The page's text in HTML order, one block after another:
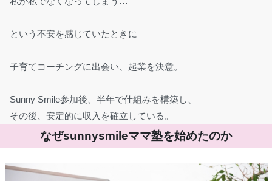
という不安を感じていたときに
子育てコーチングに出会い、起業を決意。
Sunny Smile参加後、半年で仕組みを構築し、
その後、安定的に収入を確立している。
なぜsunnysmileママ塾を始めたのか